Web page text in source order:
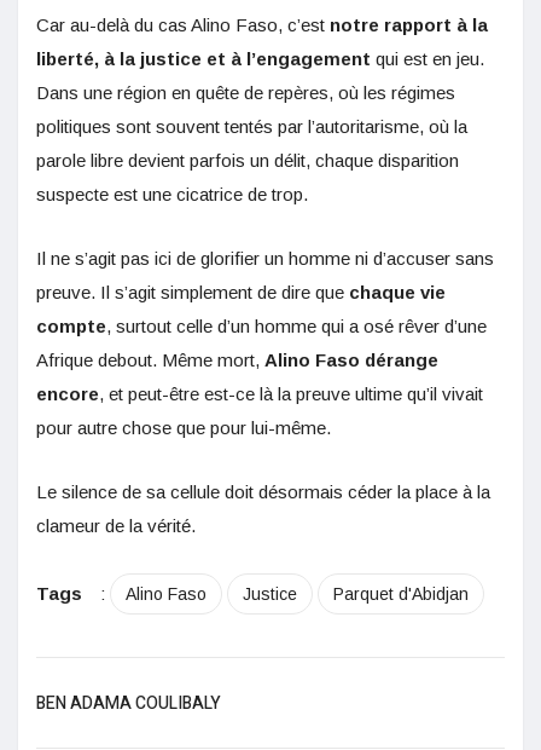
Car au-delà du cas Alino Faso, c’est notre rapport à la
liberté, à la justice et à l’engagement qui est en jeu.
Dans une région en quête de repères, où les régimes
politiques sont souvent tentés par l’autoritarisme, où la
parole libre devient parfois un délit, chaque disparition
suspecte est une cicatrice de trop.
Il ne s’agit pas ici de glorifier un homme ni d’accuser sans
preuve. Il s’agit simplement de dire que chaque vie
compte, surtout celle d’un homme qui a osé rêver d’une
Afrique debout. Même mort, Alino Faso dérange
encore, et peut-être est-ce là la preuve ultime qu’il vivait
pour autre chose que pour lui-même.
Le silence de sa cellule doit désormais céder la place à la
clameur de la vérité.
Tags : Alino Faso Justice Parquet d'Abidjan
BEN ADAMA COULIBALY